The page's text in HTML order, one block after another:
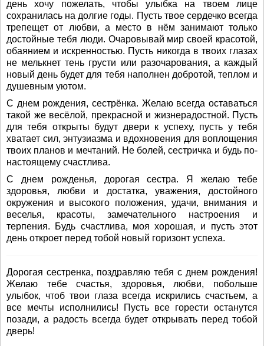
день хочу пожелать, чтобы улыбка на твоем лице
сохранилась на долгие годы. Пусть твое сердечко всегда
трепещет от любви, а место в нём занимают только
достойные тебя люди. Очаровывай мир своей красотой,
обаянием и искренностью. Пусть никогда в твоих глазах
не мелькнет тень грусти или разочарования, а каждый
новый день будет для тебя наполнен добротой, теплом и
душевным уютом.
С днем рождения, сестрёнка. Желаю всегда оставаться
такой же весёлой, прекрасной и жизнерадостной. Пусть
для тебя открыты будут двери к успеху, пусть у тебя
хватает сил, энтузиазма и вдохновения для воплощения
твоих планов и мечтаний. Не болей, сестричка и будь по-
настоящему счастлива.
С днем рожденья, дорогая сестра. Я желаю тебе
здоровья, любви и достатка, уважения, достойного
окружения и высокого положения, удачи, внимания и
веселья, красоты, замечательного настроения и
терпения. Будь счастлива, моя хорошая, и пусть этот
день откроет перед тобой новый горизонт успеха.
Дорогая сестренка, поздравляю тебя с днем рождения!
Желаю тебе счастья, здоровья, любви, побольше
улыбок, чтоб твои глаза всегда искрились счастьем, а
все мечты исполнились! Пусть все горести останутся
позади, а радость всегда будет открывать перед тобой
дверь!